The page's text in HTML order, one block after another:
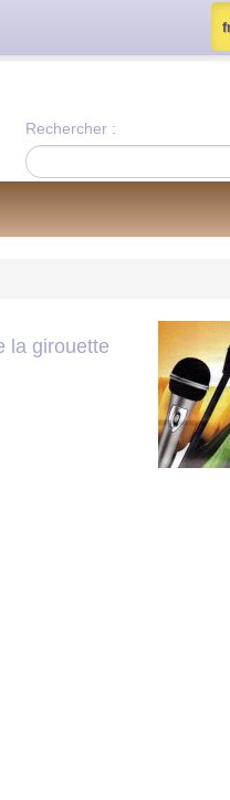
Rechercher :
la girouette
nous à